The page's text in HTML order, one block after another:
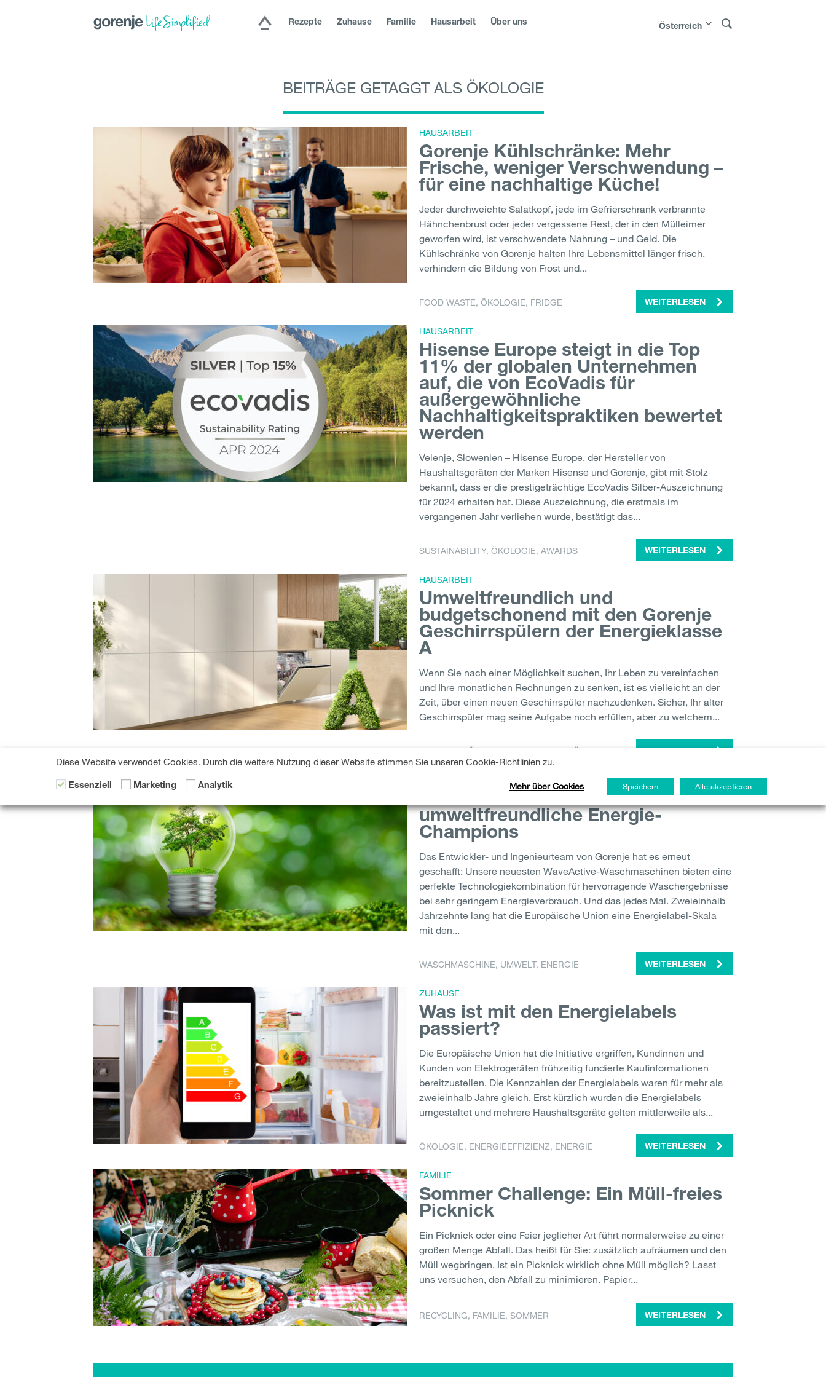
Rezepte Zuhause Familie Hausarbeit Über uns Österreich
Česká republika|Slovenská republika|Magyarország|Hrvatska|Srbija|
България|Северна Македонија|Danmark|Suomi|Norge
Молдо́ва
BEITRÄGE GETAGGT ALS ÖKOLOGIE
HAUSARBEIT
Gorenje Kühlschränke: Mehr
Frische, weniger Verschwendung –
für eine nachhaltige Küche!
Jeder durchweichte Salatkopf, jede im Gefrierschrank verbrannte
Hähnchenbrust oder jeder vergessene Rest, der in den Mülleimer
geworfen wird, ist verschwendete Nahrung – und Geld. Die
Kühlschränke von Gorenje halten Ihre Lebensmittel länger frisch,
verhindern die Bildung von Frost und...
FOOD WASTE, ÖKOLOGIE, FRIDGE WEITERLESEN
HAUSARBEIT
Hisense Europe steigt in die Top
11% der globalen Unternehmen
auf, die von EcoVadis für
außergewöhnliche
Nachhaltigkeitspraktiken bewertet
werden
Velenje, Slowenien – Hisense Europe, der Hersteller von
Haushaltsgeräten der Marken Hisense und Gorenje, gibt mit Stolz
bekannt, dass er die prestigeträchtige EcoVadis Silber-Auszeichnung
für 2024 erhalten hat. Diese Auszeichnung, die erstmals im
vergangenen Jahr verliehen wurde, bestätigt das...
SUSTAINABILITY, ÖKOLOGIE, AWARDS WEITERLESEN
HAUSARBEIT
Umweltfreundlich und
budgetschonend mit den Gorenje
Geschirrspülern der Energieklasse
A
Wenn Sie nach einer Möglichkeit suchen, Ihr Leben zu vereinfachen
und Ihre monatlichen Rechnungen zu senken, ist es vielleicht an der
Zeit, über einen neuen Geschirrspüler nachzudenken. Sicher, Ihr alter
Geschirrspüler mag seine Aufgabe noch erfüllen, aber zu welchem...
ÖKOLOGIE GESCHIRRSPÜLMASCHINE
Geldbörsen- und
umweltfreundliche Energie-
Champions
Das Entwickler- und Ingenieurteam von Gorenje hat es erneut
geschafft: Unsere neuesten WaveActive-Waschmaschinen bieten eine
perfekte Technologiekombination für hervorragende Waschergebnisse
bei sehr geringem Energieverbrauch. Und das jedes Mal. Zweieinhalb
Jahrzehnte lang hat die Europäische Union eine Energielabel-Skala
mit den...
WASCHMASCHINE, UMWELT, ENERGIE WEITERLESEN
ZUHAUSE
Was ist mit den Energielabels
passiert?
Die Europäische Union hat die Initiative ergriffen, Kundinnen und
Kunden von Elektrogeräten frühzeitig fundierte Kaufinformationen
bereitzustellen. Die Kennzahlen der Energielabels waren für mehr als
zweieinhalb Jahre gleich. Erst kürzlich wurden die Energielabels
umgestaltet und mehrere Haushaltsgeräte gelten mittlerweile als...
ÖKOLOGIE, ENERGIEEFFIZIENZ, ENERGIE WEITERLESEN
FAMILIE
Sommer Challenge: Ein Müll-freies
Picknick
Ein Picknick oder eine Feier jeglicher Art führt normalerweise zu einer
großen Menge Abfall. Das heißt für Sie: zusätzlich aufräumen und den
Müll wegbringen. Ist ein Picknick wirklich ohne Müll möglich? Lasst
uns versuchen, den Abfall zu minimieren. Papier...
RECYCLING, FAMILIE, SOMMER WEITERLESEN
Diese Website verwendet Cookies. Durch die weitere Nutzung dieser Website stimmen Sie unseren Cookie-Richtlinien zu.
Essenziell Marketing Analytik Mehr über Cookies Speichern Alle akzeptieren